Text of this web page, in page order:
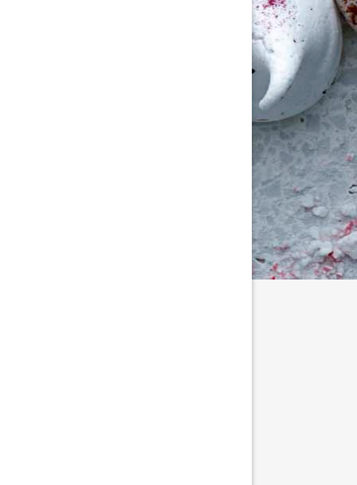
för inlägg/kommentar
för inlägg/kommentar